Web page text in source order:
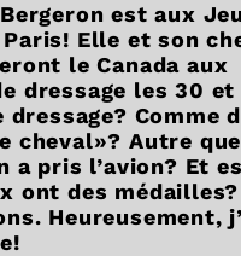
est aux
Elle et son
le Canada aux
dressage les 30 et
Comme
cheval»? Autre
a pris l’avion? Et
ont des médailles?
Heureusement,